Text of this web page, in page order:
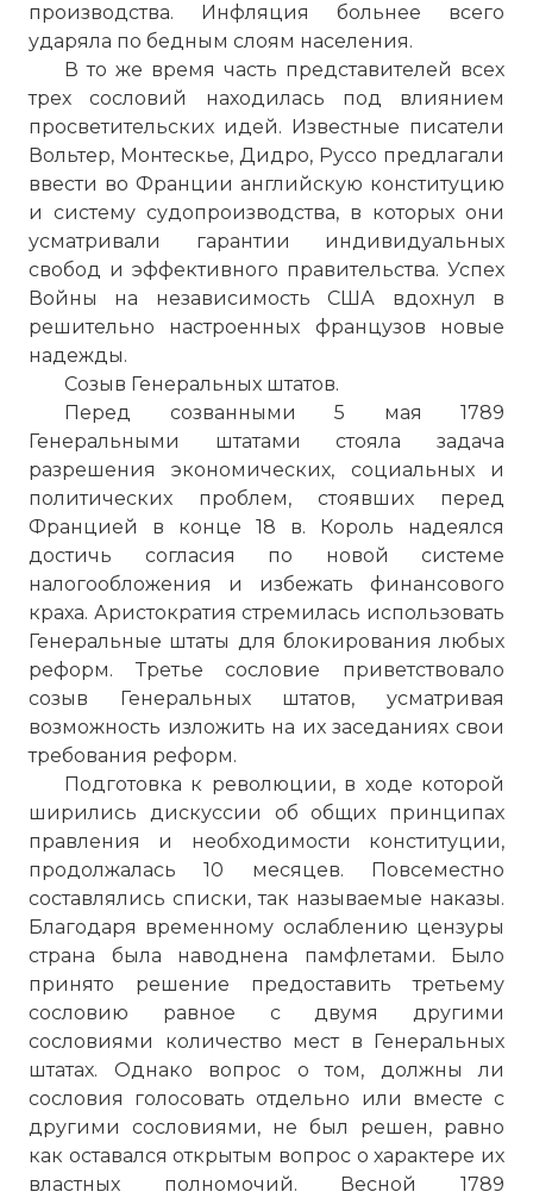
производства. Инфляция больнее всего
ударяла по бедным слоям населения.
В то же время часть представителей всех
трех сословий находилась под влиянием
просветительских идей. Известные писатели
Вольтер, Монтескье, Дидро, Руссо предлагали
ввести во Франции английскую конституцию
и систему судопроизводства, в которых они
усматривали гарантии индивидуальных
свобод и эффективного правительства. Успех
Войны на независимость США вдохнул в
решительно настроенных французов новые
надежды.
Созыв Генеральных штатов.
Перед созванными 5 мая 1789
Генеральными штатами стояла задача
разрешения экономических, социальных и
политических проблем, стоявших перед
Францией в конце 18 в. Король надеялся
достичь согласия по новой системе
налогообложения и избежать финансового
краха. Аристократия стремилась использовать
Генеральные штаты для блокирования любых
реформ. Третье сословие приветствовало
созыв Генеральных штатов, усматривая
возможность изложить на их заседаниях свои
требования реформ.
Подготовка к революции, в ходе которой
ширились дискуссии об общих принципах
правления и необходимости конституции,
продолжалась 10 месяцев. Повсеместно
составлялись списки, так называемые наказы.
Благодаря временному ослаблению цензуры
страна была наводнена памфлетами. Было
принято решение предоставить третьему
сословию равное с двумя другими
сословиями количество мест в Генеральных
штатах. Однако вопрос о том, должны ли
сословия голосовать отдельно или вместе с
другими сословиями, не был решен, равно
как оставался открытым вопрос о характере их
властных полномочий. Весной 1789